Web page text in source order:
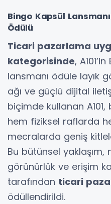
Bingo Kapsül
Ödülü
Ticari pazarlama
kategorisinde,
lansmanı ödüle layık
ağı ve güçlü dijital
biçimde kullanan
hem fiziksel raflarda
mecralarda geniş
Bu bütünsel yaklaşım,
görünürlük ve erişim
tarafından ticari
ödüllendirildi.